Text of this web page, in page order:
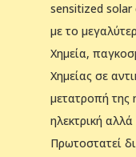
sensitized solar
με το
Χημεία,
Χημείας σε
μετατροπή της
ηλεκτρική
Πρωτοστατεί